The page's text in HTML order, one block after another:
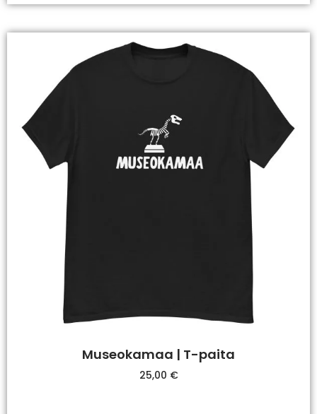
Museokamaa | T-paita
25,00 €